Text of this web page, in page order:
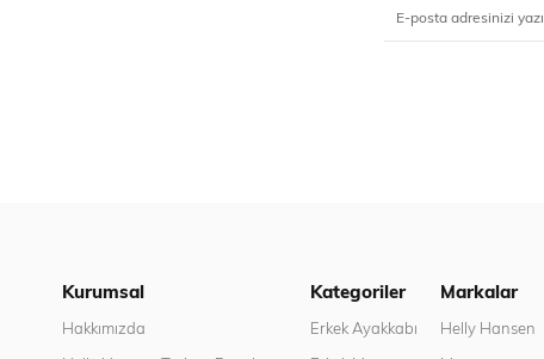
Kurumsal
Hakkımızda
Kategoriler
Erkek Ayakkabı
Markalar
Helly Hansen